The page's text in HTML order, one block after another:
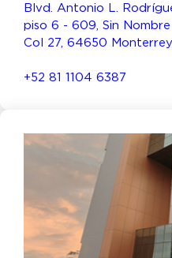
Blvd. Antonio L.
piso 6 - 609, Sin
Col 27, 64650
+52 81 1104 6387